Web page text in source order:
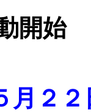
開始
月２